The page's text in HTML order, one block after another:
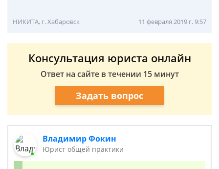
НИКИТА, г. Хабаровск 11 февраля 2019 г. 9:57
Консультация юриста онлайн
Ответ на сайте в течении 15 минут
Задать вопрос
Владимир Фокин
Юрист общей практики